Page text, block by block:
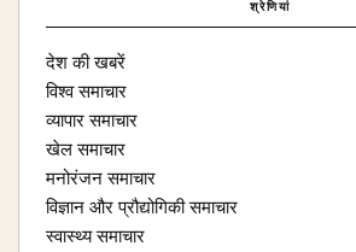
श्रेणियां
देश की खबरें
विश्व समाचार
व्यापार समाचार
खेल समाचार
मनोरंजन समाचार
विज्ञान और प्रौद्योगिकी समाचार
स्वास्थ्य समाचार